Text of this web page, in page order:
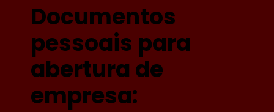
Documentos
pessoais para
abertura de
empresa: